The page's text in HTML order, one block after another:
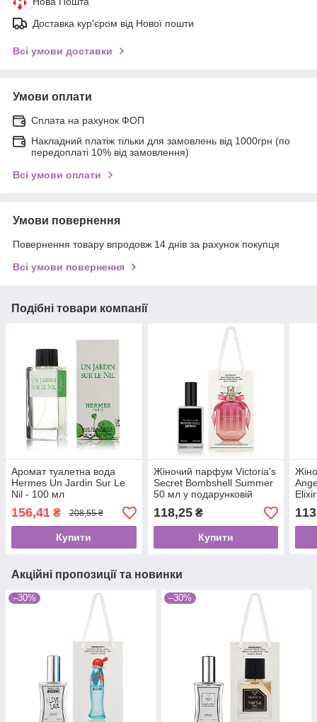
Доставка кур'єром від Нової пошти
Всі умови доставки
Умови оплати
Сплата на рахунок ФОП
Накладний платіж тільки для замовлень від 1000грн (по
передоплаті 10% від замовлення)
Всі умови оплати
Умови повернення
Повернення товару впродовж 14 днів за рахунок покупця
Всі умови повернення
Подібні товари компанії
Аромат туалетна вода
Hermes Un Jardin Sur Le
Nil - 100 мл
156,41 ₴ 208,55 ₴
Купити
Жіночий парфум Victoria's
Secret Bombshell Summer
50 мл у подарунковій
упаковці
118,25₴
Купити
Акційні пропозиції та новинки
–30% –30%